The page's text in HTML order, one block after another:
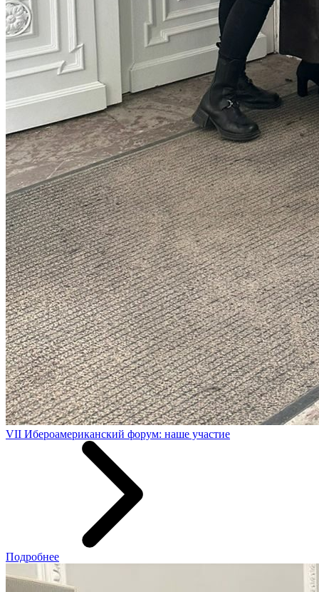
VII Ибероамериканский форум: наше участие
Подробнее